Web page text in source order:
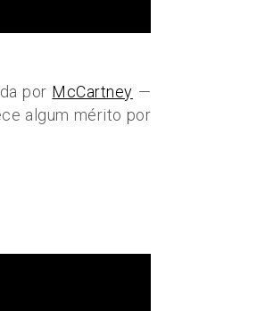
por McCartney —
algum mérito por